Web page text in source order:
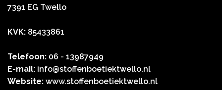
7391 EG Twello
KVK: 85433861
Telefoon: 06 - 13987949
E-mail: info@stoffenboetiektwello.nl
Website: www.stoffenboetiektwello.nl